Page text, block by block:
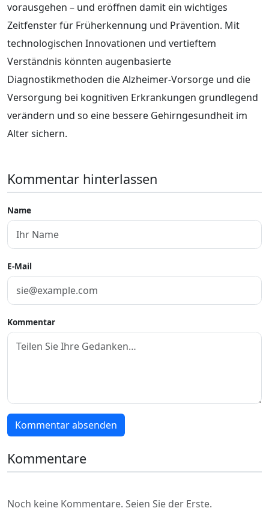
vorausgehen – und eröffnen damit ein wichtiges
Zeitfenster für Früherkennung und Prävention. Mit
technologischen Innovationen und vertieftem
Verständnis könnten augenbasierte
Diagnostikmethoden die Alzheimer-Vorsorge und die
Versorgung bei kognitiven Erkrankungen grundlegend
verändern und so eine bessere Gehirngesundheit im
Alter sichern.
Kommentar hinterlassen
Name
E-Mail
Kommentar
Kommentar absenden
Kommentare
Noch keine Kommentare. Seien Sie der Erste.